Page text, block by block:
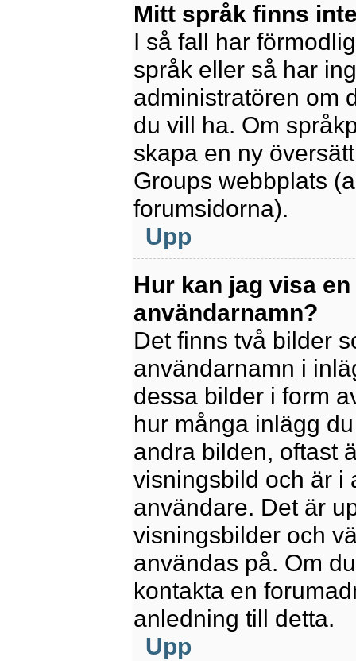
Mitt språk finns
I så fall har
språk eller så har
administratören om
du vill ha. Om
skapa en ny
Groups webbplats
forumsidorna).
Upp
Hur kan jag visa
användarnamn?
Det finns två bilder
användarnamn i
dessa bilder i form
hur många inlägg
andra bilden, oftast
visningsbild och är i
användare. Det är
visningsbilder och
användas på. Om
kontakta en
anledning till detta.
Upp